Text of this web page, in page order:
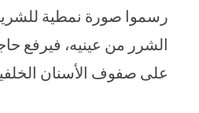
رسموا صورة نمطية
الشرر من عينيه، فيرفع
على صفوف الأسنان